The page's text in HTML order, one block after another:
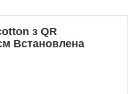
з QR
Встановлена